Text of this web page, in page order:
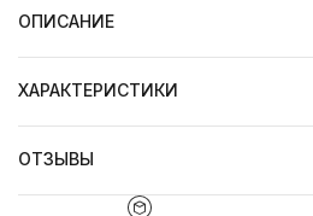
ОПИСАНИЕ
ХАРАКТЕРИСТИКИ
ОТЗЫВЫ